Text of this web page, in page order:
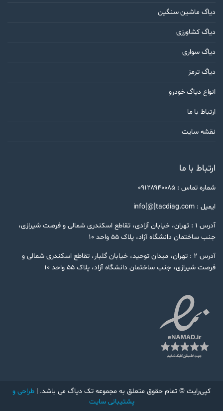
دیاگ ماشین سنگین
دیاگ کشاورزی
دیاگ سواری
دیاگ ترمز
انواع دیاگ خودرو
ارتباط با ما
نقشه سایت
ارتباط با ما
شماره تماس : ۰۹۱۲۸۹۴۰۰۸۵
ایمیل : info[@]tacdiag.com
آدرس ۱ : تهران، خیابان آزادی، تقاطع اسکندری شمالی و فرصت شیرازی،
جنب ساختمان دانشگاه آزاد، پلاک ۵۵ واحد ۱۰
آدرس ۲ : تهران، میدان توحید، خیابان گلبار، تقاطع اسکندری شمالی و
فرصت شیرازی، جنب ساختمان دانشگاه آزاد، پلاک ۵۵ واحد ۱۰
کپی‌رایت © تمام حقوق متعلق به مجموعه تک دیاگ می باشد. | طراحی و
پشتیبانی سایت